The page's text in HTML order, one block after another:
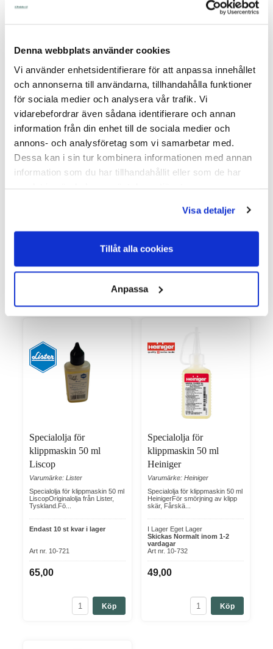
Denna webbplats använder cookies
Vi använder enhetsidentifierare för att anpassa innehållet
och annonserna till användarna, tillhandahålla funktioner
för sociala medier och analysera vår trafik. Vi
vidarebefordrar även sådana identifierare och annan
information från din enhet till de sociala medier och
annons- och analysföretag som vi samarbetar med.
Dessa kan i sin tur kombinera informationen med annan
information som du har tillhandahållit eller som de har
Visa detaljer
Tillåt alla cookies
Anpassa
Överskär - Heiniger
Edge 10-pack
Fårsaxskär
Varumärke: Heiniger
Överskär - Heiniger Edge 10-
pack FårsaxskärFungerar
Köp
Klipperspray Kruuse
400 ml
Varumärke: Kruuse
Klipperspray Kruuse 400
mlSaxspray / klippspray som
I Lager Eget Lager
Skickas Normalt inom 1-2
77,00
Specialolja för
klippmaskin 50 ml
Liscop
Varumärke: Lister
Specialolja för klippmaskin 50 ml
LiscopOriginalolja från Lister,
Tyskland.Fö...
Endast 10 st kvar i lager
Art nr. 10-721
65,00
Köp
Specialolja för
klippmaskin 50 ml
Heiniger
Varumärke: Heiniger
Specialolja för klippmaskin 50 ml
HeinigerFör smörjning av klipp
skär, Fårskä...
I Lager Eget Lager
Skickas Normalt inom 1-2
vardagar
Art nr. 10-732
49,00
Köp